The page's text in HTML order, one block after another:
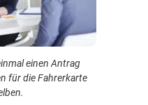
einen Antrag
für die Fahrerkarte